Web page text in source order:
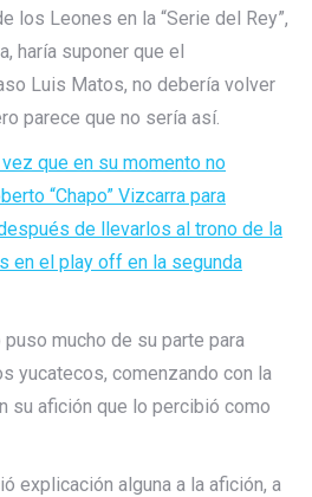
los Leones en la “Serie del Rey”,
haría suponer que el
Luis Matos, no debería volver
parece que no sería así.
que en su momento no
“Chapo” Vizcarra para
de llevarlos al trono de la
en el play off en la segunda
mucho de su parte para
yucatecos, comenzando con la
su afición que lo percibió como
explicación alguna a la afición, a